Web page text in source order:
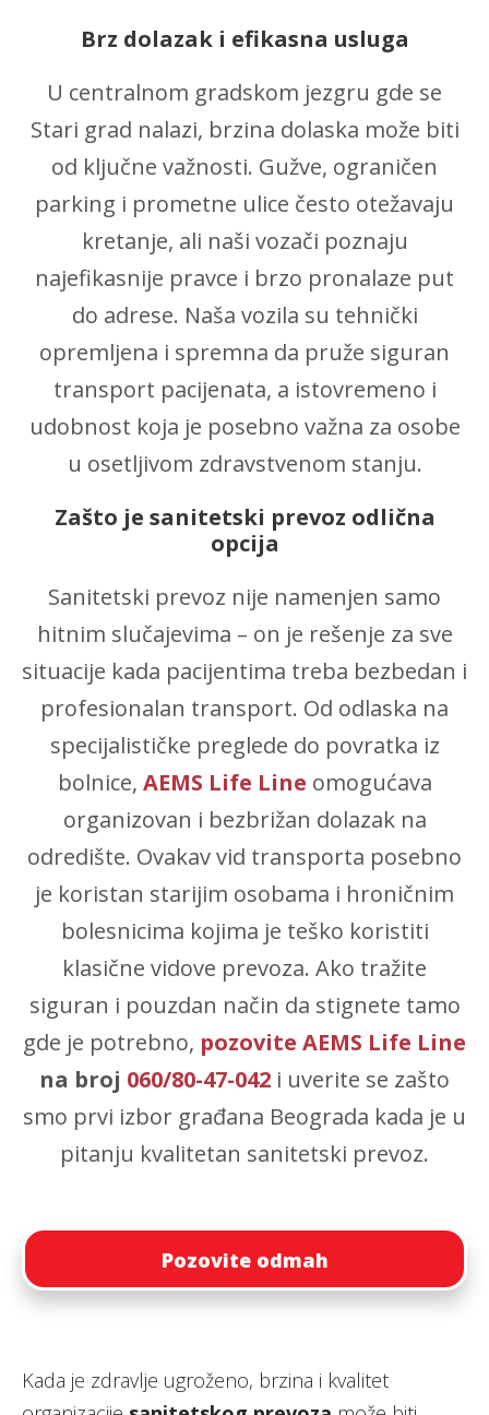
Brz dolazak i efikasna usluga
U centralnom gradskom jezgru gde se
Stari grad nalazi, brzina dolaska može biti
od ključne važnosti. Gužve, ograničen
parking i prometne ulice često otežavaju
kretanje, ali naši vozači poznaju
najefikasnije pravce i brzo pronalaze put
do adrese. Naša vozila su tehnički
opremljena i spremna da pruže siguran
transport pacijenata, a istovremeno i
udobnost koja je posebno važna za osobe
u osetljivom zdravstvenom stanju.
Zašto je sanitetski prevoz odlična
opcija
Sanitetski prevoz nije namenjen samo
hitnim slučajevima – on je rešenje za sve
situacije kada pacijentima treba bezbedan i
profesionalan transport. Od odlaska na
specijalističke preglede do povratka iz
bolnice, AEMS Life Line omogućava
organizovan i bezbrižan dolazak na
odredište. Ovakav vid transporta posebno
je koristan starijim osobama i hroničnim
bolesnicima kojima je teško koristiti
klasične vidove prevoza. Ako tražite
siguran i pouzdan način da stignete tamo
gde je potrebno, pozovite AEMS Life Line
na broj 060/80-47-042 i uverite se zašto
smo prvi izbor građana Beograda kada je u
pitanju kvalitetan sanitetski prevoz.
Pozovite odmah
Kada je zdravlje ugroženo, brzina i kvalitet